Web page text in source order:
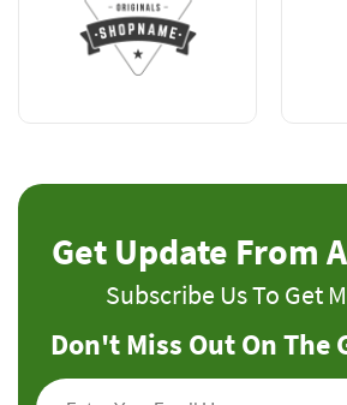
Get Update From
Subscribe Us To Get
Don't Miss Out On The